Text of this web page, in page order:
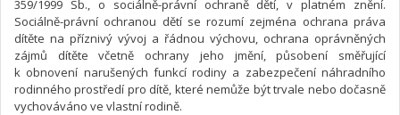
359/1999 Sb., o sociálně-právní ochraně dětí, v platném znění.
Sociálně-právní ochranou dětí se rozumí zejména ochrana práva
dítěte na příznivý vývoj a řádnou výchovu, ochrana oprávněných
zájmů dítěte včetně ochrany jeho jmění, působení směřující
k obnovení narušených funkcí rodiny a zabezpečení náhradního
rodinného prostředí pro dítě, které nemůže být trvale nebo dočasně
vychováváno ve vlastní rodině.